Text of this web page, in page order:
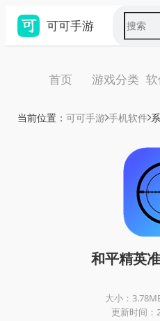
可可手游
首页 游戏分类
当前位置： 可可手游 手机软件
和平精英
大小：
更新时间：